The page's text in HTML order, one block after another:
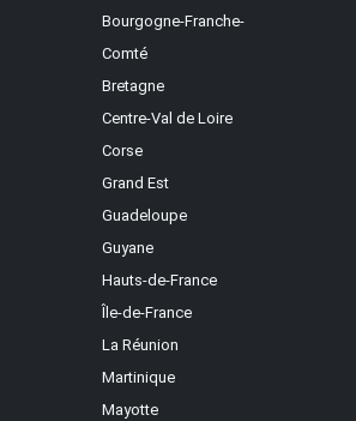
Bourgogne-Franche-
Comté
Bretagne
Centre-Val de Loire
Corse
Grand Est
Guadeloupe
Guyane
Hauts-de-France
Île-de-France
La Réunion
Martinique
Mayotte